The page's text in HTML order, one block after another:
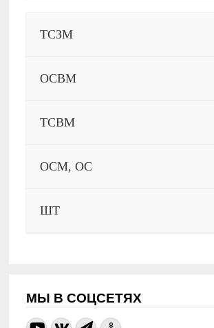
ТСЗМ
ОСВМ
ТСВМ
ОСМ, ОС
ШТ
МЫ В СОЦСЕТЯХ